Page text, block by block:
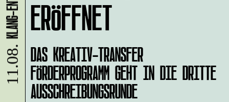
ERÖFFNET
DAS KREATIV-TRANSFER
FÖRDERPROGRAMM GEHT IN DIE DRITTE
AUSSCHREIBUNGSRUNDE
11.08.